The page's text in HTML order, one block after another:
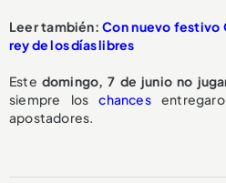
Leer también:Con nuevo festivo
rey de los días libres
Este domingo, 7 de junio no
siempre loschances
apostadores.